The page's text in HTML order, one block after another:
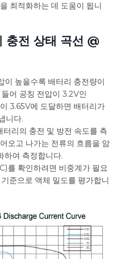
최적화하는 데 도움이 됩니
전 상태 곡선 @
이 높을수록 배터리 충전량이
어 공칭 전압이 3.2V인
3.65V에 도달하면 배터리가
니다.
터리의 충전 및 방전 속도를 측
오고 나가는 전류의 흐름을 암
하여 측정합니다.
를 확인하려면 비중계가 필요
준으로 액체 밀도를 평가합니